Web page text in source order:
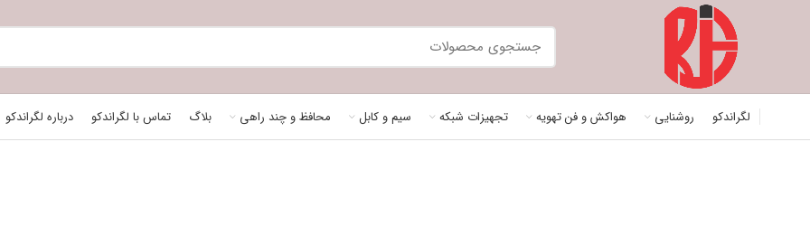
لگراندکو روشنایی هواکش و فن تهویه تجهیزات شبکه سیم و کابل محافظ و چند راهی بلاگ تماس با لگراندکو درباره لگراندکو